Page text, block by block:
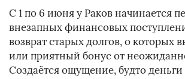
С 1 по 6 июня у Раков начинается
внезапных финансовых
возврат старых долгов, о которых
или приятный бонус от
Создаётся ощущение, будто деньги